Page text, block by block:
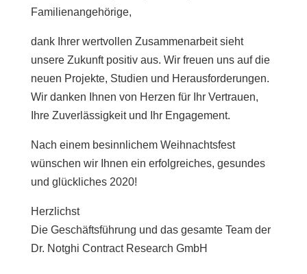
Familienangehörige,
dank Ihrer wertvollen Zusammenarbeit sieht
unsere Zukunft positiv aus. Wir freuen uns auf die
neuen Projekte, Studien und Herausforderungen.
Wir danken Ihnen von Herzen für Ihr Vertrauen,
Ihre Zuverlässigkeit und Ihr Engagement.
Nach einem besinnlichem Weihnachtsfest
wünschen wir Ihnen ein erfolgreiches, gesundes
und glückliches 2020!
Herzlichst
Die Geschäftsführung und das gesamte Team der
Dr. Notghi Contract Research GmbH